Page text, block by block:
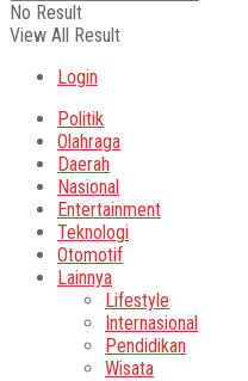
No Result
View All Result
Login
Politik
Olahraga
Daerah
Nasional
Entertainment
Teknologi
Otomotif
Lainnya
Lifestyle
Internasional
Pendidikan
Wisata